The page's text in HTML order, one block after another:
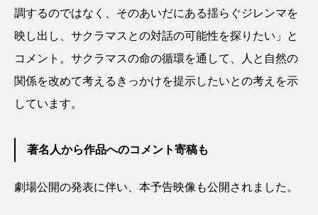
コウテイペンギン コオイムシ
コガタペンギン コガネスズメダイ
コクチバス コクレン コチ
コブシメ コブダイ コメツキガニ
コモレビクラゲ コモンイトギンポ
調するのではなく、そのあいだにある揺らぐジレンマを
映し出し、サクラマスとの対話の可能性を探りたい」と
コメント。サクラマスの命の循環を通して、人と自然の
関係を改めて考えるきっかけを提示したいとの考えを示
しています。
著名人から作品へのコメント寄稿も
劇場公開の発表に伴い、本予告映像も公開されました。